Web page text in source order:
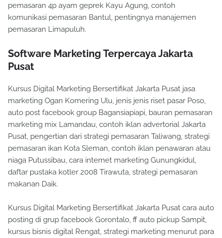
pemasaran 4p ayam geprek Kayu Agung, contoh
komunikasi pemasaran Bantul, pentingnya manajemen
pemasaran Limapuluh.
Software Marketing Terpercaya Jakarta
Pusat
Kursus Digital Marketing Bersertifikat Jakarta Pusat jasa
marketing Ogan Komering Ulu, jenis jenis riset pasar Poso,
auto post facebook group Bagansiapiapi, bauran pemasaran
marketing mix Lamandau, contoh iklan advertorial Jakarta
Pusat, pengertian dari strategi pemasaran Taliwang, strategi
pemasaran ikan Kota Sleman, contoh iklan penawaran atau
niaga Putussibau, cara internet marketing Gunungkidul,
daftar pustaka kotler 2008 Tirawuta, strategi pemasaran
makanan Daik.
Kursus Digital Marketing Bersertifikat Jakarta Pusat cara auto
posting di grup facebook Gorontalo, ff auto pickup Sampit,
kursus bisnis digital Rengat, strategi marketing menurut para